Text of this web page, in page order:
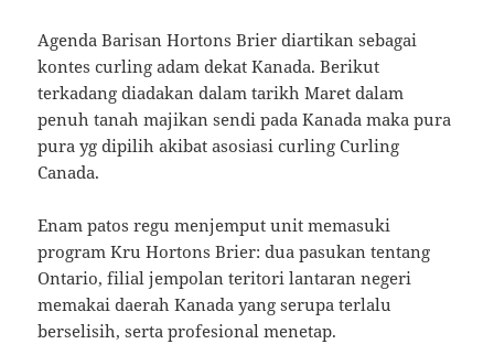
Agenda Barisan Hortons Brier diartikan sebagai
kontes curling adam dekat Kanada. Berikut
terkadang diadakan dalam tarikh Maret dalam
penuh tanah majikan sendi pada Kanada maka pura
pura yg dipilih akibat asosiasi curling Curling
Canada.
Enam patos regu menjemput unit memasuki
program Kru Hortons Brier: dua pasukan tentang
Ontario, filial jempolan teritori lantaran negeri
memakai daerah Kanada yang serupa terlalu
berselisih, serta profesional menetap.